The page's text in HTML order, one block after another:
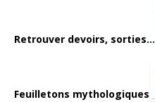
Retrouver devoirs, sorties...
Feuilletons mythologiques